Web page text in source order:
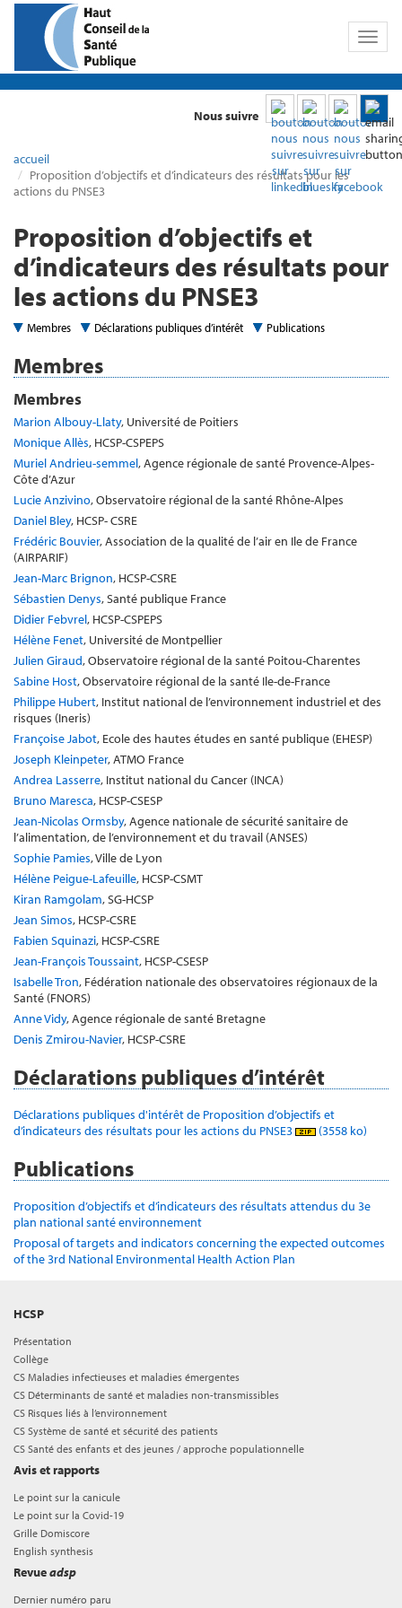
Toggle
Nous suivre
accueil
Proposition d’objectifs et d’indicateurs des résultats pour les
actions du PNSE3
Proposition d’objectifs et
d’indicateurs des résultats pour
les actions du PNSE3
Membres Déclarations publiques d’intérêt Publications
Membres
Membres
Marion Albouy-Llaty, Université de Poitiers
Monique Allès, HCSP-CSPEPS
Muriel Andrieu-semmel, Agence régionale de santé Provence-Alpes-
Côte d’Azur
Lucie Anzivino, Observatoire régional de la santé Rhône-Alpes
Daniel Bley, HCSP- CSRE
Frédéric Bouvier, Association de la qualité de l’air en Ile de France
(AIRPARIF)
Jean-Marc Brignon, HCSP-CSRE
Sébastien Denys, Santé publique France
Didier Febvrel, HCSP-CSPEPS
Hélène Fenet, Université de Montpellier
Julien Giraud, Observatoire régional de la santé Poitou-Charentes
Sabine Host, Observatoire régional de la santé Ile-de-France
Philippe Hubert, Institut national de l’environnement industriel et des
risques (Ineris)
Françoise Jabot, Ecole des hautes études en santé publique (EHESP)
Joseph Kleinpeter, ATMO France
Andrea Lasserre, Institut national du Cancer (INCA)
Bruno Maresca, HCSP-CSESP
Jean-Nicolas Ormsby, Agence nationale de sécurité sanitaire de
l’alimentation, de l’environnement et du travail (ANSES)
Sophie Pamies, Ville de Lyon
Hélène Peigue-Lafeuille, HCSP-CSMT
Kiran Ramgolam, SG-HCSP
Jean Simos, HCSP-CSRE
Fabien Squinazi, HCSP-CSRE
Jean-François Toussaint, HCSP-CSESP
Isabelle Tron, Fédération nationale des observatoires régionaux de la
Santé (FNORS)
Anne Vidy, Agence régionale de santé Bretagne
Denis Zmirou-Navier, HCSP-CSRE
Déclarations publiques d’intérêt
Déclarations publiques d'intérêt de Proposition d’objectifs et
d’indicateurs des résultats pour les actions du PNSE3
(3558 ko)
Publications
Proposition d’objectifs et d’indicateurs des résultats attendus du 3e
plan national santé environnement
Proposal of targets and indicators concerning the expected outcomes
of the 3rd National Environmental Health Action Plan
HCSP
Présentation
Collège
CS Maladies infectieuses et maladies émergentes
CS Déterminants de santé et maladies non-transmissibles
CS Risques liés à l’environnement
CS Système de santé et sécurité des patients
CS Santé des enfants et des jeunes / approche populationnelle
Avis et rapports
Le point sur la canicule
Le point sur la Covid-19
Grille Domiscore
English synthesis
Revueadsp
Dernier numéro paru